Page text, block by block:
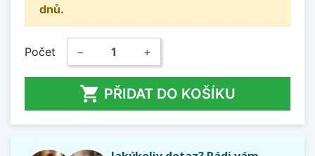
dnů.
Počet − +
 PŘIDAT DO KOŠÍKU